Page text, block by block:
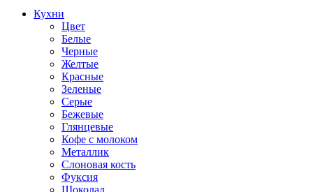
Кухни
Цвет
Белые
Черные
Желтые
Красные
Зеленые
Серые
Бежевые
Глянцевые
Кофе с молоком
Металлик
Слоновая кость
Фуксия
Шоколад